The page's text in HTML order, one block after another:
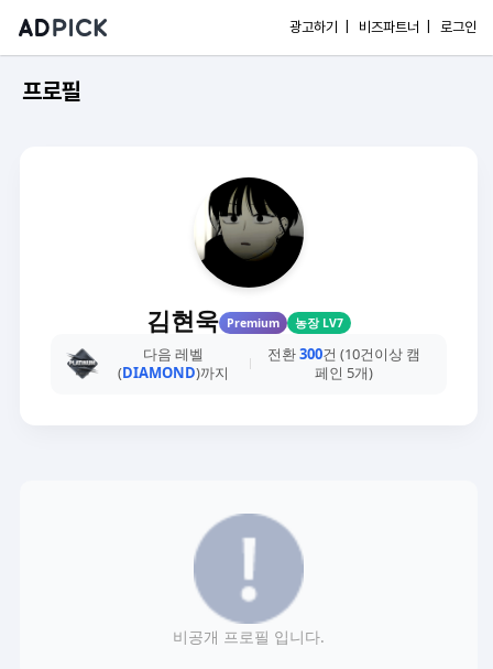
광고하기 | 비즈파트너 | 로그인
프로필
김현욱 Premium 농장 LV7
다음 레벨
(DIAMOND)까지
전환300건 (10건이상 캠
페인 5개)
비공개 프로필 입니다.